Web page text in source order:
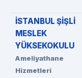
İSTANBUL ŞİŞLİ
MESLEK
YÜKSEKOKULU
Ameliyathane
Hizmetleri